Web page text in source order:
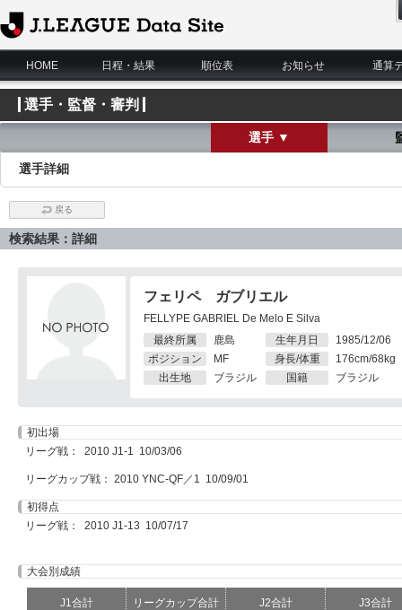
J.League Data Site
HOME
日程・結果 順位表 お知らせ 通算
選手・監督・審判
選手 ▼
選手詳細
戻る
検索結果：詳細
フェリペ ガブリエル
FELLYPE GABRIEL De Melo E Silva
最終所属
鹿島
ポジション
MF
出生地
ブラジル
生年月日
1985/12/06
身長/体重
176cm/68kg
国籍
ブラジル
初出場
リーグ戦： 2010 J1-1 10/03/06
リーグカップ戦： 2010 YNC-QF／1 10/09/01
初得点
リーグ戦： 2010 J1-13 10/07/17
大会別成績
J1合計 リーグカップ合計 J2合計
J3合計